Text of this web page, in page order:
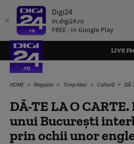
Digi24
m.digi24.ro
FREE - In Google Play
LIVE
HOME Magazin Timp liber Cultură DĂ-TE
DĂ-TE LA O
unui București
prin ochii unor